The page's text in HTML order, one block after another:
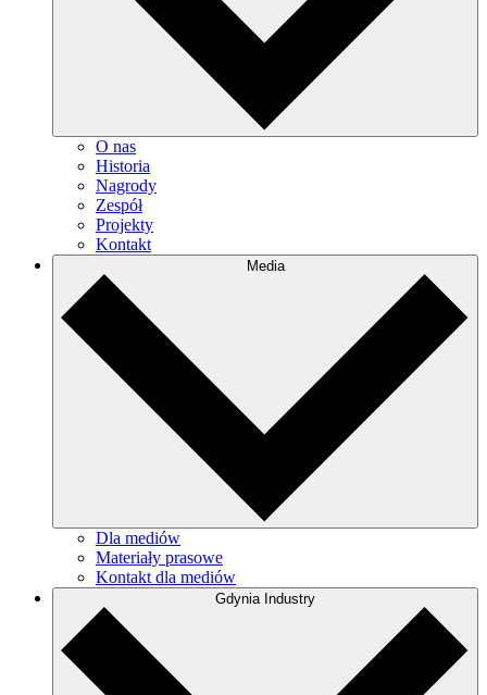
O nas
Historia
Nagrody
Zespół
Projekty
Kontakt
Media
Dla mediów
Materiały prasowe
Kontakt dla mediów
Gdynia Industry